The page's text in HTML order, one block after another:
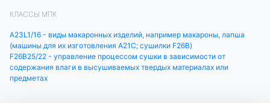
КЛАССЫ МПК
A23L1/16 - виды макаронных изделий, например макароны, лапша
(машины для их изготовления A21C; сушилки F26B)
F26B25/22 - управление процессом сушки в зависимости от
содержания влаги в высушиваемых твердых материалах или
предметах